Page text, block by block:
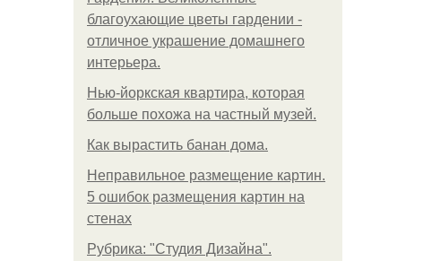
благоухающие цветы гардении -
отличное украшение домашнего
интерьера.
Нью-йоркская квартира, которая
больше похожа на частный музей.
Как вырастить банан дома.
Неправильное размещение картин.
5 ошибок размещения картин на
стенах
Рубрика: "Студия Дизайна".